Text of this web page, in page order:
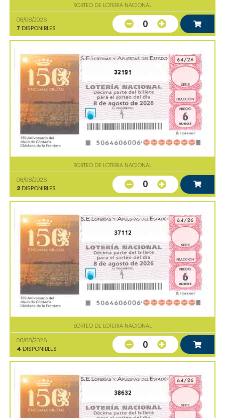
SORTEO DE LOTERIA NACIONAL
08/08/2026
7 DISPONIBLES 0
32191
SORTEO DE LOTERIA NACIONAL
08/08/2026
2 DISPONIBLES 0
37112
SORTEO DE LOTERIA NACIONAL
08/08/2026
4 DISPONIBLES 0
38632